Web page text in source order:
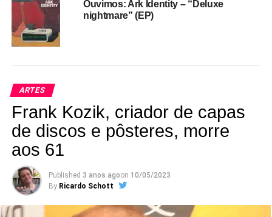
Ouvimos: Ark Identity – “Deluxe
nightmare” (EP)
ARTES
Frank Kozik, criador de capas
de discos e pôsteres, morre
aos 61
Published 3 anos agoon 10/05/2023
By Ricardo Schott